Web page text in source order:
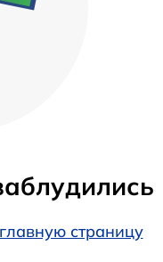
страницу